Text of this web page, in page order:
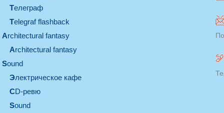
телеграф
Telegraf flashback
architectural fantasy
architectural fantasy
sound
электрическое кафе
CD-ревю
sound